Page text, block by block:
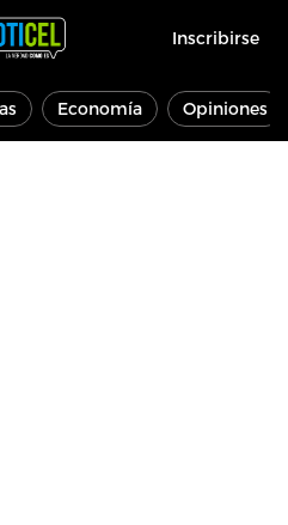
Inscribirse
Economía Opiniones